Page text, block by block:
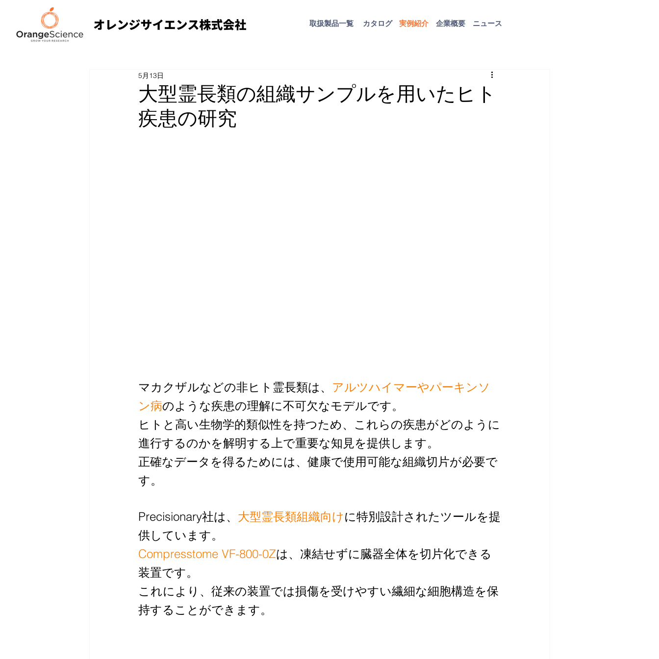
取扱​製品一覧 ​実例紹介
カタログ 企業概要 ニュース
大型霊長類の組織サンプルを用いたヒト
疾患の研究
5月13日
マカクザルなどの非ヒト霊長類は、 アルツハイマーやパーキンソ
ン病のような疾患の理解に不可欠なモデルです。
ヒトと高い生物学的類似性を持つため、これらの疾患がどのように
進行するのかを解明する上で重要な知見を提供します。
正確なデータを得るためには、健康で使用可能な組織切片が必要で
す。
Precisionary社は、 大型霊長類組織向けに特別設計されたツールを提
供しています。
Compresstome VF-800-0Zは、凍結せずに臓器全体を切片化できる
装置です。
これにより、従来の装置では損傷を受けやすい繊細な細胞構造を保
持することができます。